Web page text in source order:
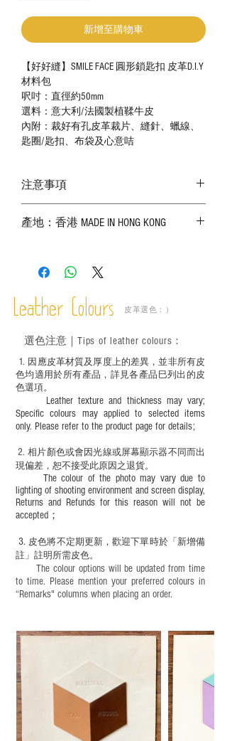
新增至購物車
【好好縫】SMILE FACE 圓形鎖匙扣 皮革D.I.Y
材料包
呎吋：直徑約50mm
選料：意大利/法國製植鞣牛皮
內附：裁好有孔皮革裁片、縫針、蠟線、
匙圈/匙扣、布袋及心意咭
注意事項
實物為準；
－ 植鞣皮革容易受環境、使用程度等產生
成後定期在皮面塗上皮革專用清潔劑及貂
鼠油等；
適合六歲以下兒童使用；六至十二歲兒童
必須由成年人陪同下使用並應小心處理。
產地：香港 MADE IN HONG KONG
Leather Colours 皮革選色：）
1. ​ 因應皮革材質及厚度上的差異，並非所有皮
色均適用於所有產品，詳見各產品巳列出的皮
色選項。
Leather texture and thickness may vary;
Specific colours may applied to selected items
only. Please refer to the product page for details;
​2.相片顏色或會因光線或屏幕顯示器不同而出
現偏差，恕不接受此原因之退貨。
The colour of the photo may vary due to
lighting of shooting environment and screen display,
Returns and Refunds for this reason will not be
accepted；
3. 皮色將不定期更新，歡迎下單時於「新增備
註」註明 所需皮色。
The colour options will be updated from time
to time. Please mention your preferred colours in
“Remarks" columns when placing an order.
選色注意｜ Tips of leather colours ：